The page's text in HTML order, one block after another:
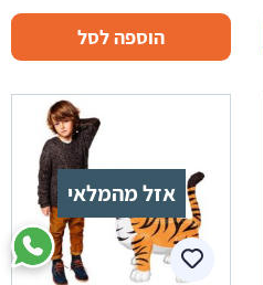
הוספה לסל
אזל מהמלאי